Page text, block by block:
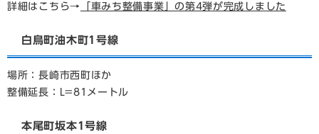
詳細はこちら→ 「車みち整備事業」の第4弾が完成しました
白鳥町油木町1号線
場所：長崎市西町ほか
整備延長：L=81メートル
本尾町坂本1号線